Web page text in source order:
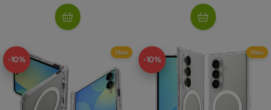
-10%
Neu
-10%
Neu